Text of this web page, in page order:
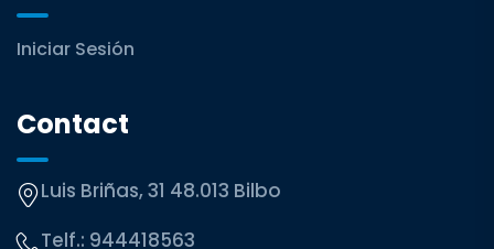
Iniciar Sesión
Contact
Luis Briñas, 31 48.013 Bilbo
Telf.: 944418563